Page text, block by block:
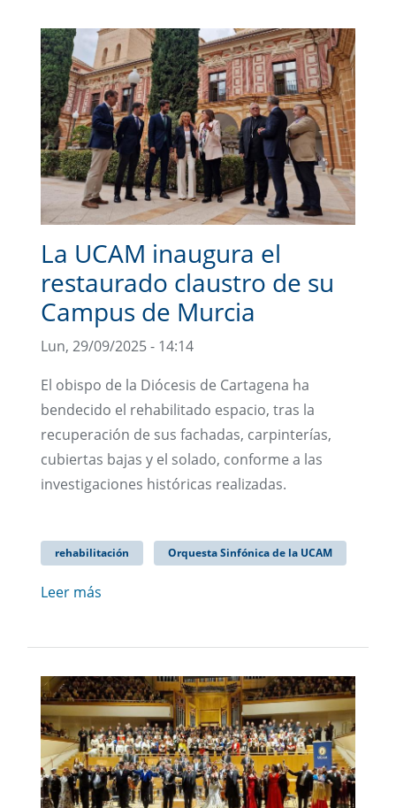
La UCAM inaugura el
restaurado claustro de su
Campus de Murcia
Lun, 29/09/2025 - 14:14
El obispo de la Diócesis de Cartagena ha
bendecido el rehabilitado espacio, tras la
recuperación de sus fachadas, carpinterías,
cubiertas bajas y el solado, conforme a las
investigaciones históricas realizadas.
rehabilitación Orquesta Sinfónica de la UCAM
Leer más